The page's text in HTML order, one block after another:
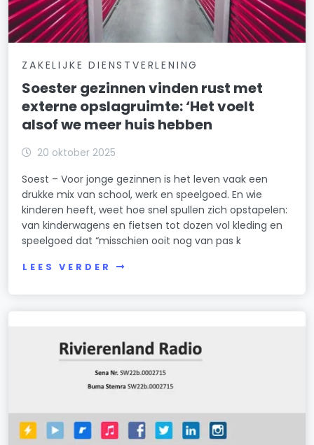
ZAKELIJKE DIENSTVERLENING
Soester gezinnen vinden rust met
externe opslagruimte: ‘Het voelt
alsof we meer huis hebben
20 oktober 2025
Soest – Voor jonge gezinnen is het leven vaak een
drukke mix van school, werk en speelgoed. En wie
kinderen heeft, weet hoe snel spullen zich opstapelen:
van kinderwagens en fietsen tot dozen vol kleding en
speelgoed dat “misschien ooit nog van pas k
LEES VERDER